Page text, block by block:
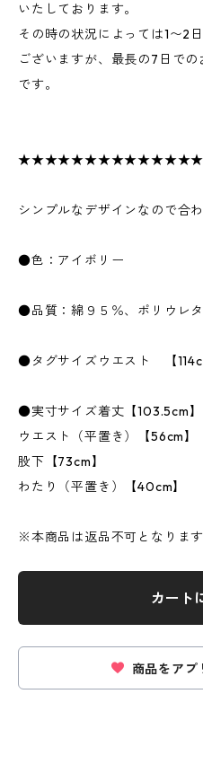
いたしております。
その時の状況によっては1〜2
ございますが、最長の7日で
です。
シンプルなデザインなので合
●色：アイボリー
●品質：綿９５％、ポリウレ
●タグサイズウエスト 【
●実寸サイズ着丈【103.5cm】
ウエスト（平置き）【56cm】
股下【73cm】
わたり（平置き）【40cm】
※本商品は返品不可となります
カート
商品をアプ